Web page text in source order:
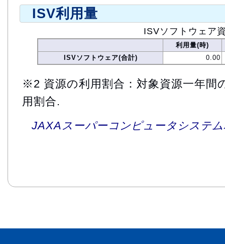
ISV利用量
ISVソフトウェア
利用量(時)
ISVソフトウェア(合計)
0.00
※2 資源の利用割合：対象資源一年間
用割合.
JAXAスーパーコンピュータシステ